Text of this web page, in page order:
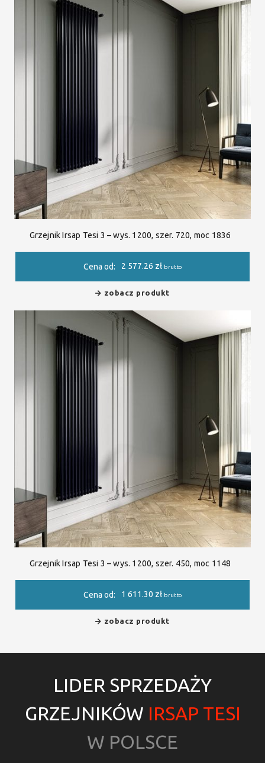
Grzejnik Irsap Tesi 3 – wys. 1200, szer. 720, moc 1836
Cena od: 2 577.26 zł brutto
zobacz produkt
Grzejnik Irsap Tesi 3 – wys. 1200, szer. 450, moc 1148
Cena od: 1 611.30 zł brutto
zobacz produkt
LIDER SPRZEDAŻY
GRZEJNIKÓW IRSAP TESI
W POLSCE